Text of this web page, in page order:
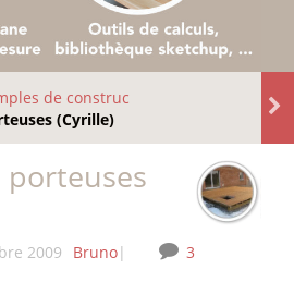
de construc
(Cyrille)
2009 Bruno| 3